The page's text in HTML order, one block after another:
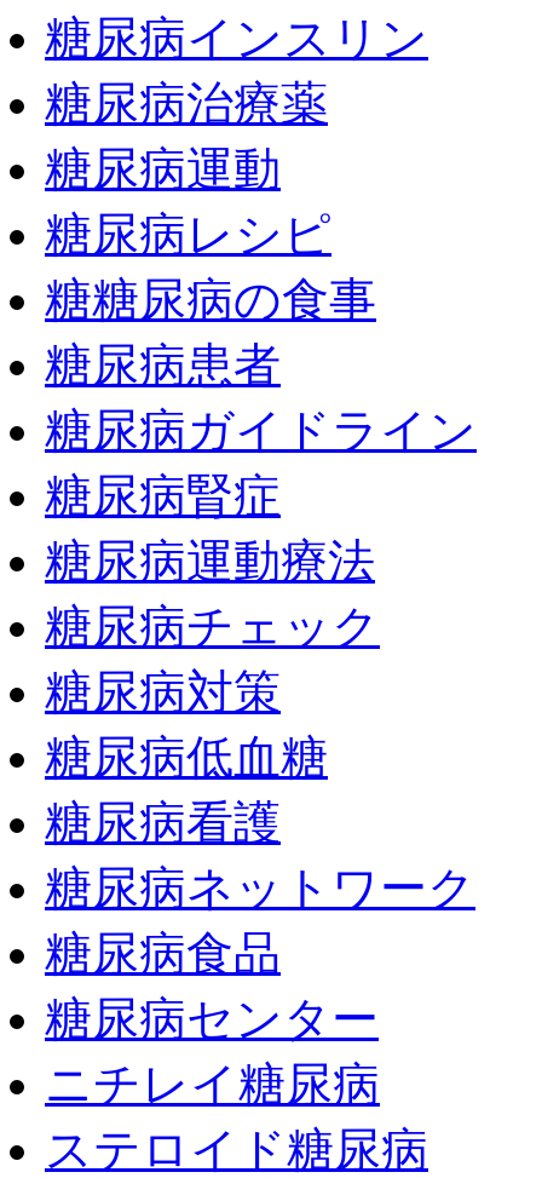
糖尿病インスリン
糖尿病治療薬
糖尿病運動
糖尿病レシピ
糖糖尿病の食事
糖尿病患者
糖尿病ガイドライン
糖尿病腎症
糖尿病運動療法
糖尿病チェック
糖尿病対策
糖尿病低血糖
糖尿病看護
糖尿病ネットワーク
糖尿病食品
糖尿病センター
ニチレイ糖尿病
ステロイド糖尿病